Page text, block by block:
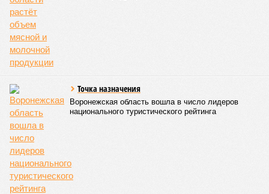
Точка назначения
Воронежская область вошла в число лидеров
национального туристического рейтинга